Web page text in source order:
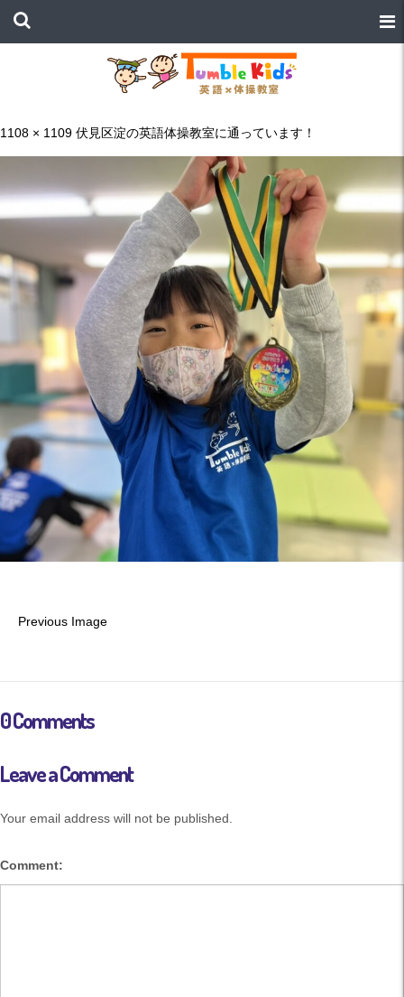
1108 × 1109 伏見区淀の英語体操教室に通っています！
Previous Image
0 Comments
Leave a Comment
Your email address will not be published.
Comment: